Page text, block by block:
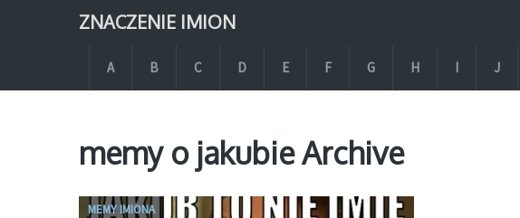
ZNACZENIE IMION
A B C D E F G H I J
memy o jakubie Archive
MEMY IMIONA